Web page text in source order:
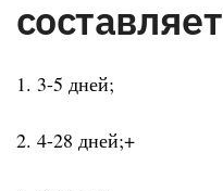
составляет
1. 3-5 дней;
2. 4-28 дней;+